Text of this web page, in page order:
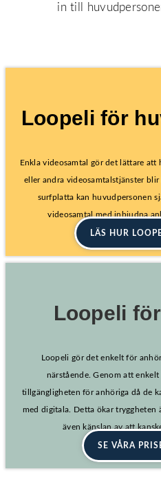
in till
Loopeli för
Enkla videosamtal gör det lättare
eller andra videosamtalstjänster
surfplatta kan huvudpersonen
videosamtal med inbjudna
LÄS HUR
Loopeli
Loopeli gör det enkelt för
närstående. Genom att
tillgängligheten för anhöriga då de
med digitala. Detta ökar tryggheten
även känslan av att
SE VÅRA